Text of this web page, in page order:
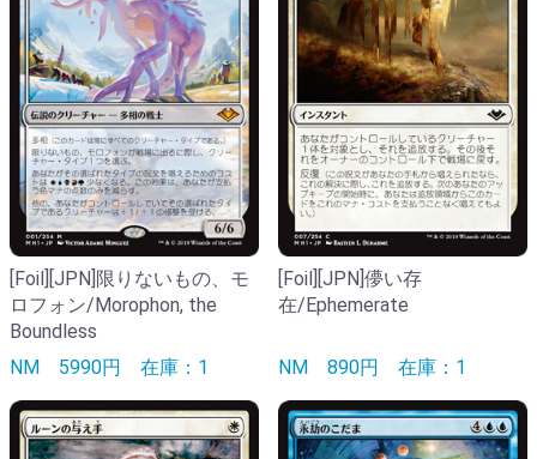
[Foil][JPN]限りないもの、モ
ロフォン/Morophon, the
Boundless
NM 5990円 在庫：1
[Foil][JPN]儚い存
在/Ephemerate
NM 890円 在庫：1